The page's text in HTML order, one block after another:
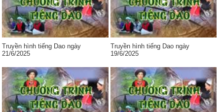
Truyền hình tiếng Dao ngày
21/6/2025
Truyền hình tiếng Dao ngày
19/6/2025